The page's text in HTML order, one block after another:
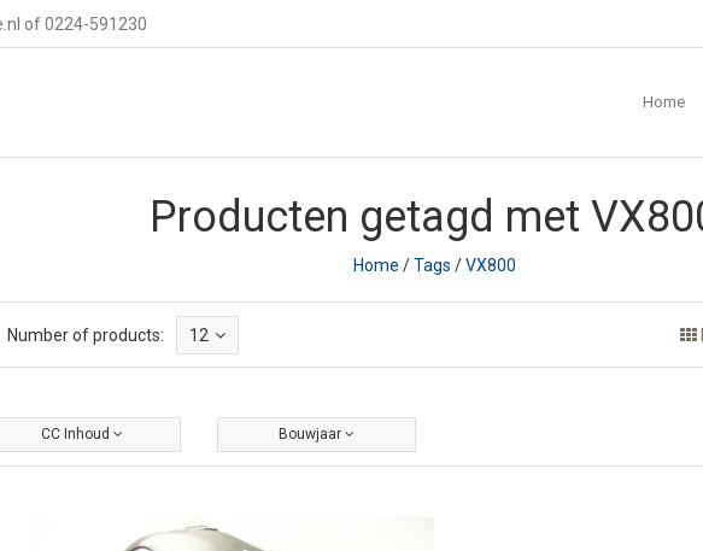
of 0224-591230
Home
Producten getagd met
Home /Tags /VX800
Number of products: 12
CC Inhoud Bouwjaar